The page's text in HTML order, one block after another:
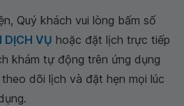
Quý khách vui lòng bấm số
DỊCH VỤ hoặc đặt lịch trực tiếp
khám tự động trên ứng dụng
dõi lịch và đặt hẹn mọi lúc